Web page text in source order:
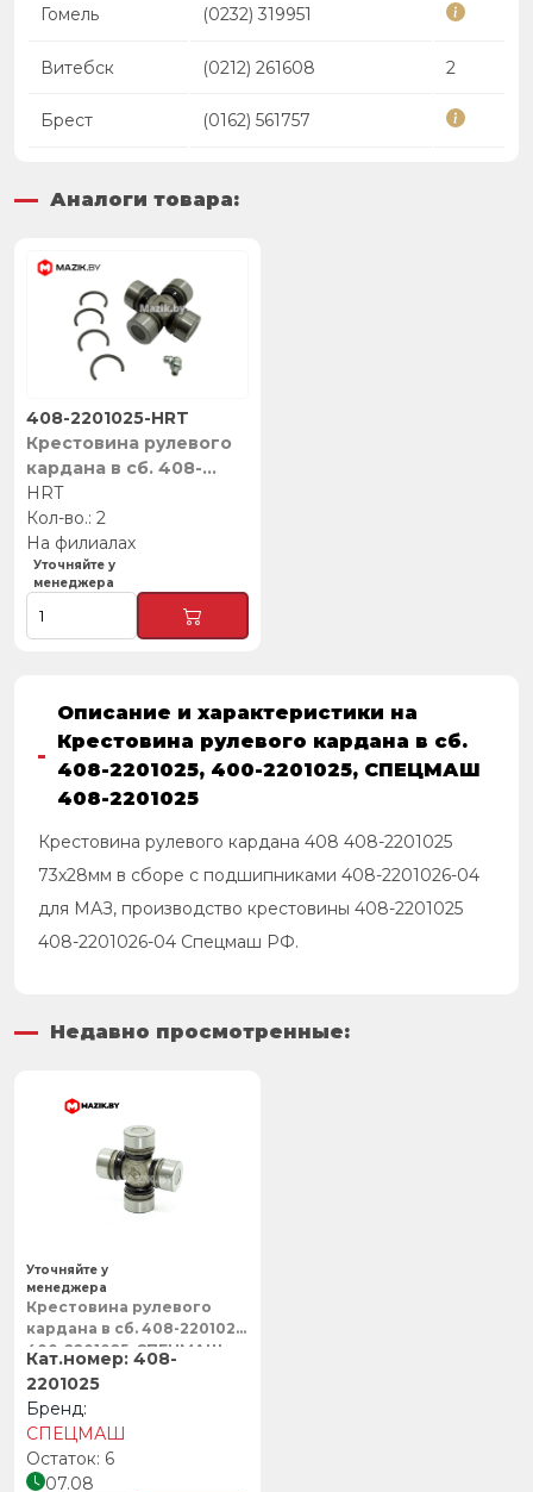
Гомель (0232) 319951
Витебск (0212) 261608 2
Брест (0162) 561757
Аналоги товара:
Крестовина рулевого
кардана в сб. 408-
2201025, 400-2201025,
HRT
408-2201025-HRT
HRT
2
На филиалах
Уточняйте у
менеджера
Описание и характеристики на
Крестовина рулевого кардана в сб.
408-2201025, 400-2201025, СПЕЦМАШ
408-2201025
Крестовина рулевого кардана 408 408-2201025
73х28мм в сборе с подшипниками 408-2201026-04
для МАЗ, производство крестовины 408-2201025
408-2201026-04 Спецмаш РФ.
Недавно просмотренные:
Крестовина рулевого
кардана в сб. 408-2201025,
400-2201025, СПЕЦМАШ
408-
2201025
СПЕЦМАШ
6
07.08
Уточняйте у
менеджера